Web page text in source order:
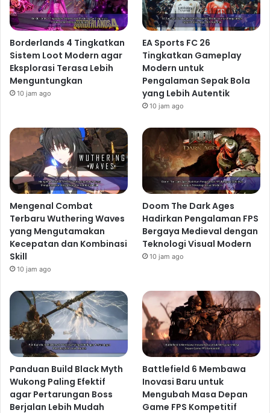
Borderlands 4 Tingkatkan
Sistem Loot Modern agar
Eksplorasi Terasa Lebih
Menguntungkan
10 jam ago
EA Sports FC 26
Tingkatkan Gameplay
Modern untuk
Pengalaman Sepak Bola
yang Lebih Autentik
10 jam ago
Mengenal Combat
Terbaru Wuthering Waves
yang Mengutamakan
Kecepatan dan Kombinasi
Skill
10 jam ago
Doom The Dark Ages
Hadirkan Pengalaman FPS
Bergaya Medieval dengan
Teknologi Visual Modern
10 jam ago
Panduan Build Black Myth
Wukong Paling Efektif
agar Pertarungan Boss
Berjalan Lebih Mudah
Battlefield 6 Membawa
Inovasi Baru untuk
Mengubah Masa Depan
Game FPS Kompetitif